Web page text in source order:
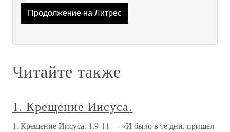
Продолжение на Литрес
Читайте также
1. Крещение Иисуса.
1. Крещение Иисуса. 1.9-11 — «И было в те дни, пришел